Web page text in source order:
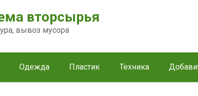
вторсырья
вывоз мусора
Одежда Пластик Техника